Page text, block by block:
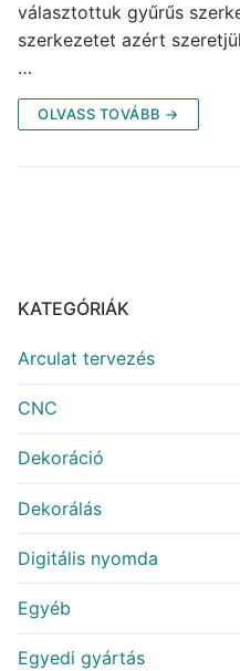
választottuk gyűrűs
szerkezetet azért
…
OLVASS TOVÁBB →
KATEGÓRIÁK
Arculat tervezés
CNC
Dekoráció
Dekorálás
Digitális nyomda
Egyéb
Egyedi gyártás